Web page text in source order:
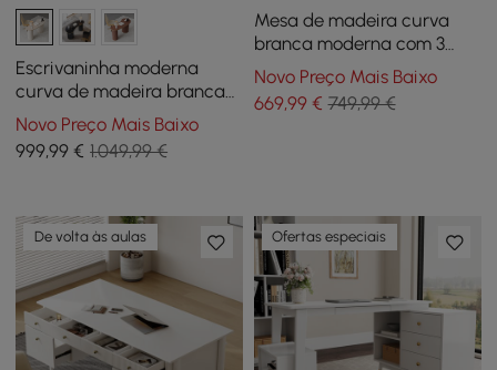
Escrivaninha moderna
curva de madeira branca
quente de 55" com 3
gavetas e base de
pedestal duplo canelado
Novo Preço Mais Baixo
999,99 € 1.049,99 €
Mesa de madeira curva
branca moderna com 3
pernas ovais
Novo Preço Mais Baixo
669,99€ 749,99 €
De volta às aulas Ofertas especiais